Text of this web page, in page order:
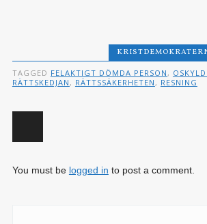
TAGGED FELAKTIGT DÖMDA PERSON ,
RÄTTSKEDJAN , RÄTTSSÄKERHETEN , RESNING
You must be logged in to post a comment.